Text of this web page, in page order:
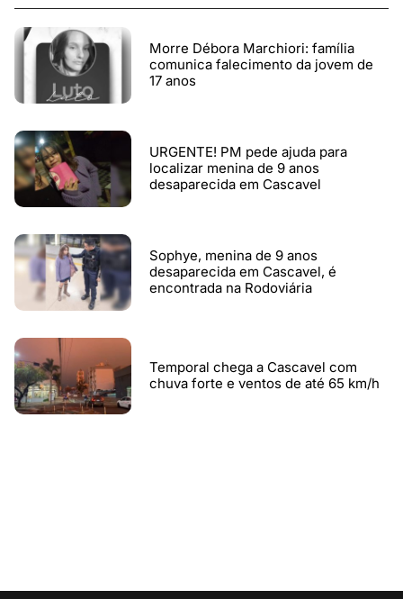
Morre Débora Marchiori: família
comunica falecimento da jovem de
17 anos
URGENTE! PM pede ajuda para
localizar menina de 9 anos
desaparecida em Cascavel
Sophye, menina de 9 anos
desaparecida em Cascavel, é
encontrada na Rodoviária
Temporal chega a Cascavel com
chuva forte e ventos de até 65 km/h